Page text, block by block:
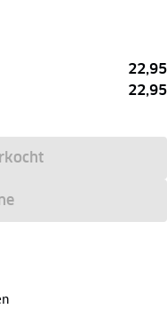
22,95
22,95